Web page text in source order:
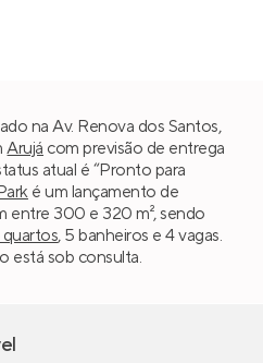
na Av. Renova dos Santos,
Arujá com previsão de entrega
atual é “Pronto para
é um lançamento de
entre 300 e 320 m², sendo
quartos, 5 banheiros e 4 vagas.
está sob consulta.